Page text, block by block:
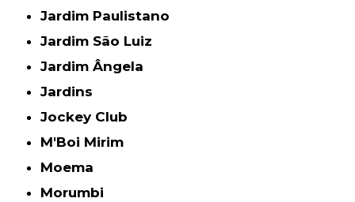
Jardim Paulistano
Jardim São Luiz
Jardim Ângela
Jardins
Jockey Club
M'Boi Mirim
Moema
Morumbi